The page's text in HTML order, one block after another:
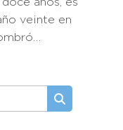
años, es
veinte en